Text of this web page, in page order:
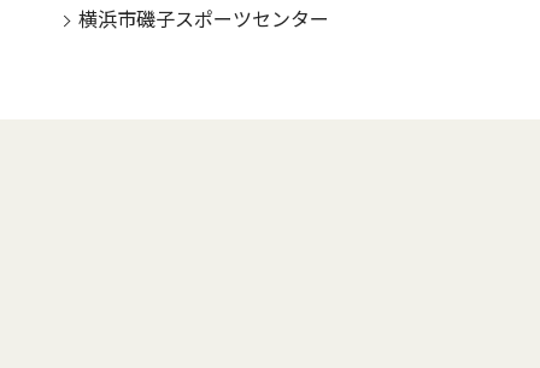
横浜市磯子スポーツセンター